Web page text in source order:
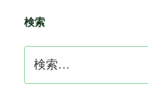
検索
索: